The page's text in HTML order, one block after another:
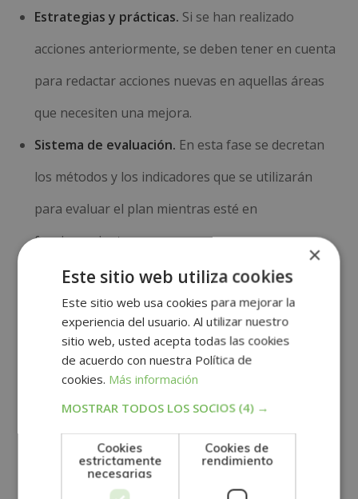
Estrategias y prácticas. Si se han realizado
acciones anteriormente, se deben tener en cuenta
para redactar acciones nuevas en aquellas áreas
que necesiten una mejora.
Sistema de evaluación. En esta fase se decretan
los métodos y los indicadores que se utilizarán
para evaluar el plan mientras esté en
funcionamiento.
Calendario.Se deben planificar los períodos en los
que se realizarán las acciones planteadas
anteriormente para que el plan sea eficiente
durante su aplicación.
Presupuesto. Se detalla el presupuesto previsto
para el plan, si se cuenta con alguna subvención, si
es autogestionado… Lo correcto sería especificar
×
Este sitio web utiliza cookies
Este sitio web usa cookies para mejorar la
experiencia del usuario. Al utilizar nuestro
sitio web, usted acepta todas las cookies
de acuerdo con nuestra Política de
cookies. Más información
MOSTRAR TODOS LOS SOCIOS (4) →
Cookies
estrictamente
necesarias
Cookies de
rendimiento